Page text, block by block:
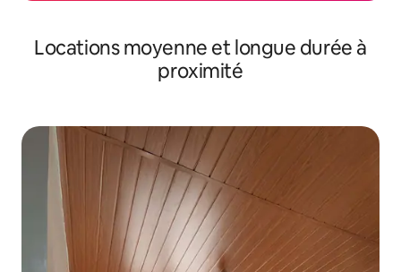
Locations moyenne et longue durée à
proximité